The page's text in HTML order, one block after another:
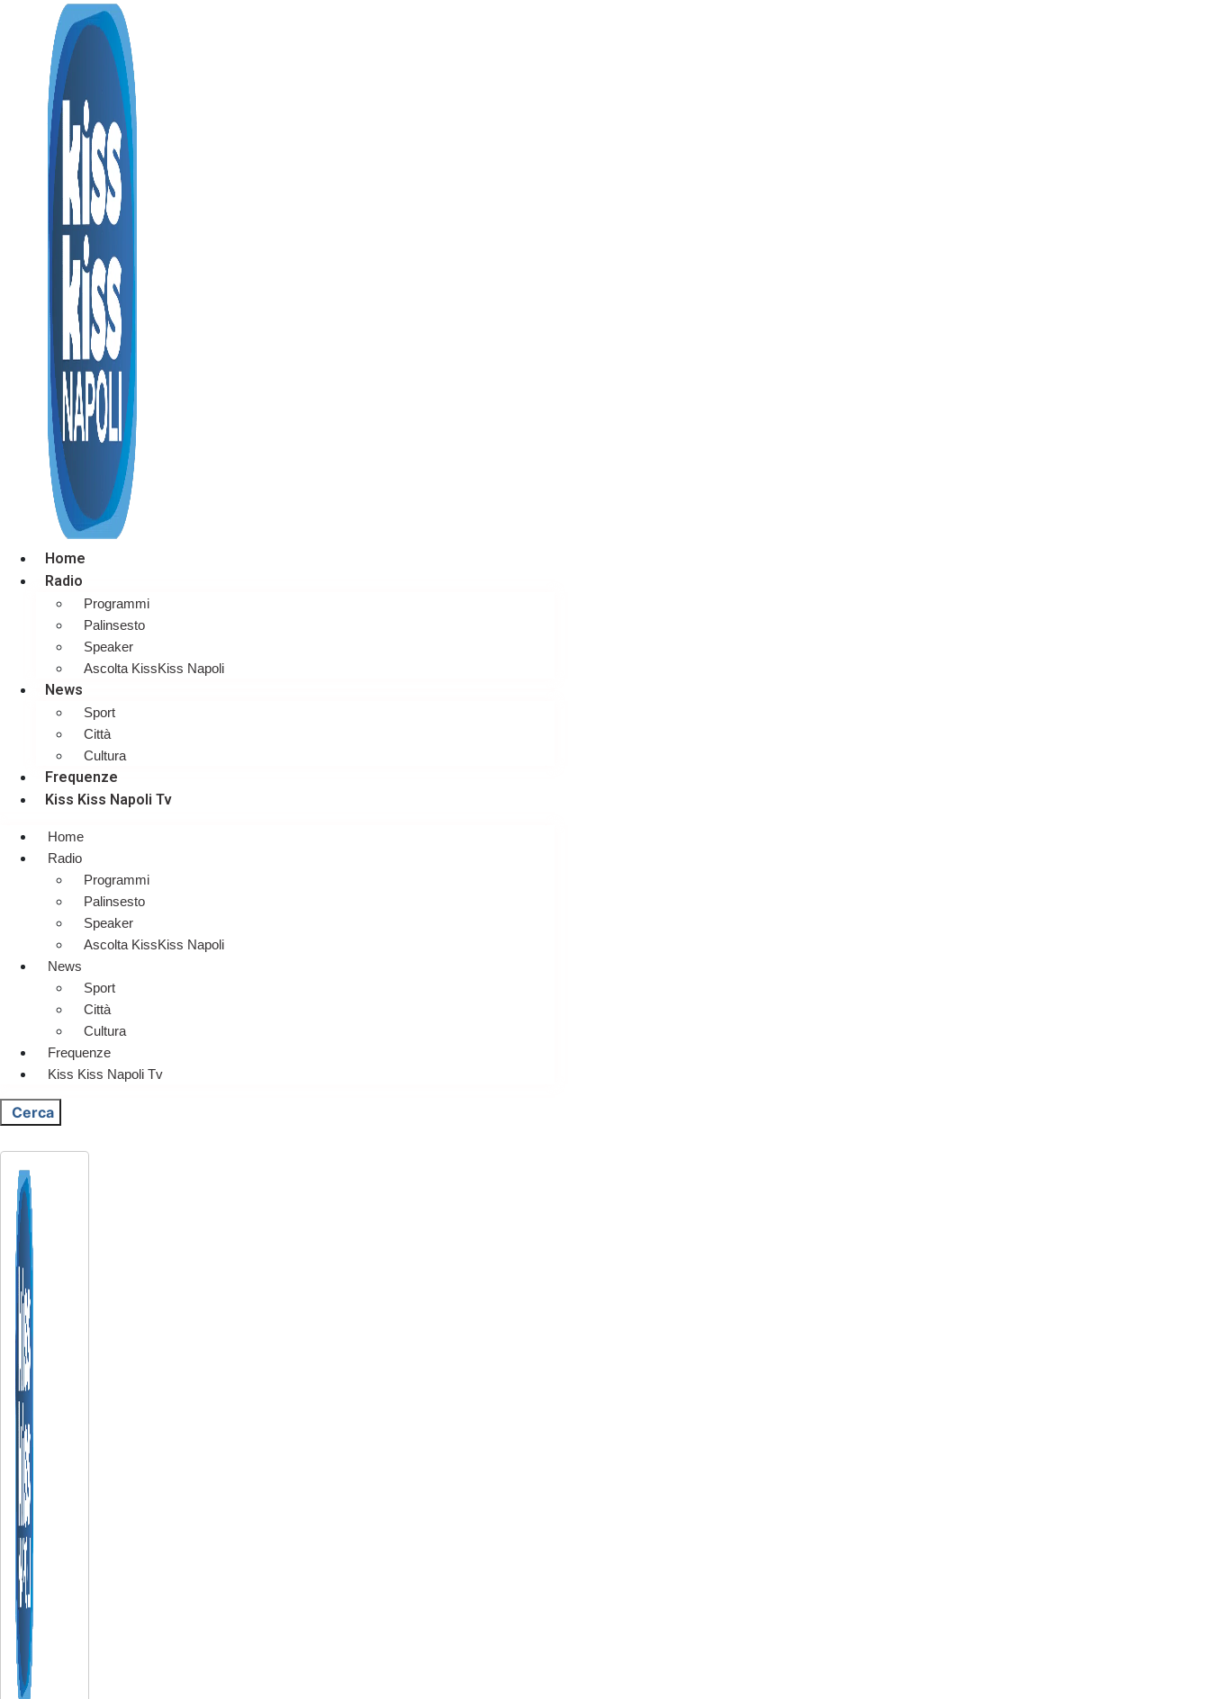
Home
Radio
Programmi
Palinsesto
Speaker
Ascolta KissKiss Napoli
News
Sport
Città
Cultura
Frequenze
Kiss Kiss Napoli Tv
Home
Radio
Programmi
Palinsesto
Speaker
Ascolta KissKiss Napoli
News
Sport
Città
Cultura
Frequenze
Kiss Kiss Napoli Tv
Cerca